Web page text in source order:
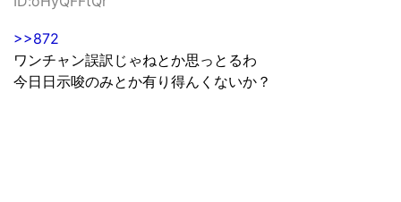
>>872
ワンチャン誤訳じゃねとか思っとるわ
今日日示唆のみとか有り得んくないか？